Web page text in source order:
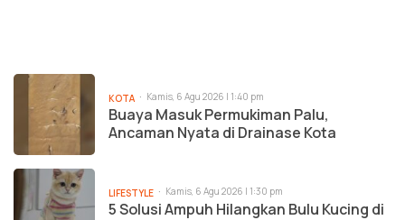
KOTA Kamis, 6 Agu 2026 | 1:40 pm
Buaya Masuk Permukiman Palu,
Ancaman Nyata di Drainase Kota
LIFESTYLE Kamis, 6 Agu 2026 | 1:30 pm
5 Solusi Ampuh Hilangkan Bulu Kucing di